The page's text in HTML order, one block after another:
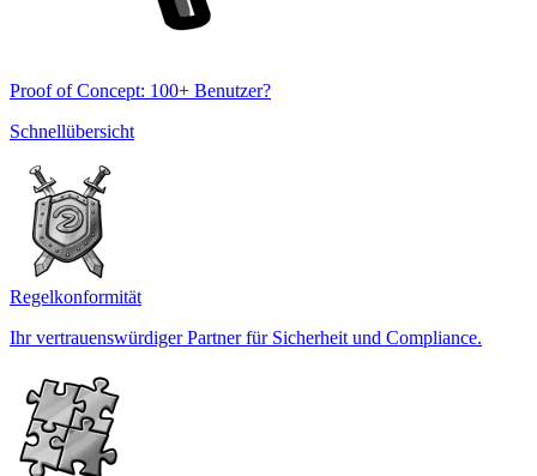
Proof of Concept: 100+ Benutzer?
Schnellübersicht
Regelkonformität
Ihr vertrauenswürdiger Partner für Sicherheit und Compliance.